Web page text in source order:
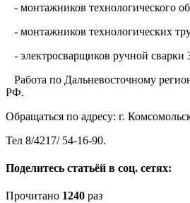
- монтажников технологического
- монтажников технологических
- электросварщиков ручной сварки
Работа по Дальневосточному
РФ.
Обращаться по адресу: г.
Тел 8/4217/ 54-16-90.
Поделитесь статьёй в соц. сетях:
Прочитано 1240 раз